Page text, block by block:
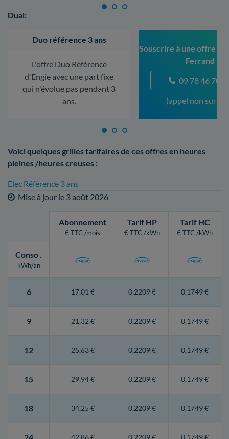
Dual:
Duo référence 3 ans
L'offre Duo Référence
d'Engie avec une part fixe
qui n'évolue pas pendant 3
ans.
Souscrire à une offre à
Ferrand
09 78 46 70
(appel non
Voici quelques grilles tarifaires de ces offres en heures
pleines /heures creuses :
Elec Référence 3 ans
Mise à jour le 3 août 2026
Abonnement
€ TTC /mois
Tarif HP
€ TTC /kWh
Tarif HC
€ TTC /kWh
Conso.
kWh/an
6 17,01 € 0,2209 € 0,1749 €
9 21,32 € 0,2209 € 0,1749 €
12 25,63 € 0,2209 € 0,1749 €
15 29,94 € 0,2209 € 0,1749 €
18 34,25 € 0,2209 € 0,1749 €